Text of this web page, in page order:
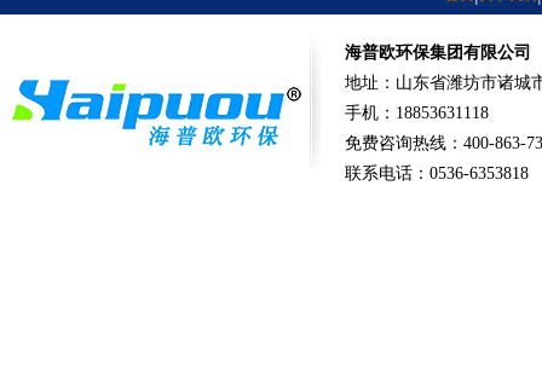
海普欧环保集团有限公司
地址：山东省潍坊市诸城
手机：18853631118
免费咨询热线：400-863-
联系电话：0536-6353818